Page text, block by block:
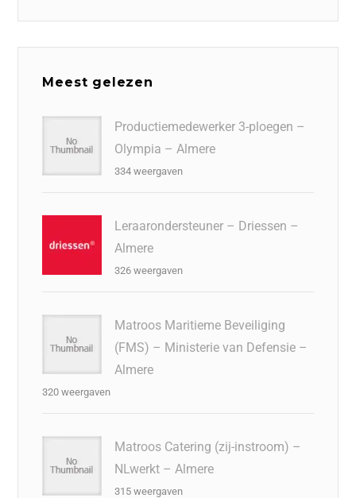
Meest gelezen
Productiemedewerker 3-ploegen –
Olympia – Almere
334 weergaven
Leraarondersteuner – Driessen –
Almere
326 weergaven
Matroos Maritieme Beveiliging
(FMS) – Ministerie van Defensie –
Almere
320 weergaven
Matroos Catering (zij-instroom) –
NLwerkt – Almere
315 weergaven